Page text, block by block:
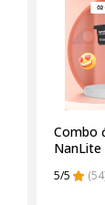
Combo
NanLite
5/5